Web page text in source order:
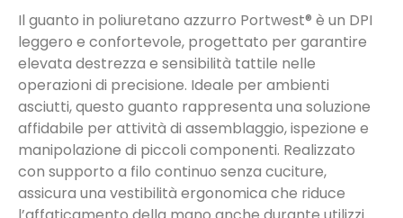
Il guanto in poliuretano azzurro Portwest® è un DPI
leggero e confortevole, progettato per garantire
elevata destrezza e sensibilità tattile nelle
operazioni di precisione. Ideale per ambienti
asciutti, questo guanto rappresenta una soluzione
affidabile per attività di assemblaggio, ispezione e
manipolazione di piccoli componenti. Realizzato
con supporto a filo continuo senza cuciture,
assicura una vestibilità ergonomica che riduce